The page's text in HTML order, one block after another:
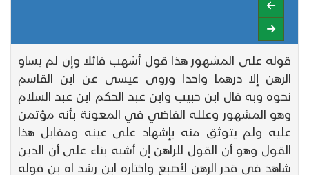
قوله على المشهور هذا قول أشهب قائلا وإن لم يساو
الرهن إلا درهما واحدا وروى عيسى عن ابن القاسم
نحوه وبه قال ابن حبيب وابن عبد الحكم ابن عبد السلام
وهو المشهور وعلله القاضي في المعونة بأنه مؤتمن
عليه ولم يتوثق منه بإشهاد على عينه ومقابل هذا
القول وهو أن القول للراهن إن أشبه بناء على أن الدين
شاهد في قدر الرهن لأصبغ واختاره ابن رشد اه بن قوله